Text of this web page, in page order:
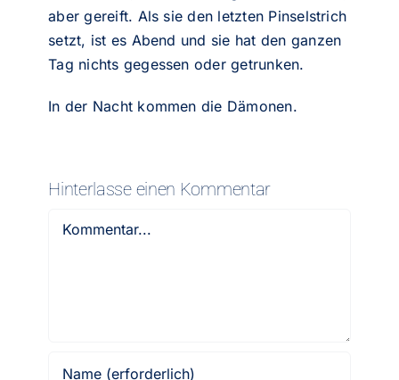
aber gereift. Als sie den letzten Pinselstrich
setzt, ist es Abend und sie hat den ganzen
Tag nichts gegessen oder getrunken.
In der Nacht kommen die Dämonen.
Hinterlasse einen Kommentar
Kommentar